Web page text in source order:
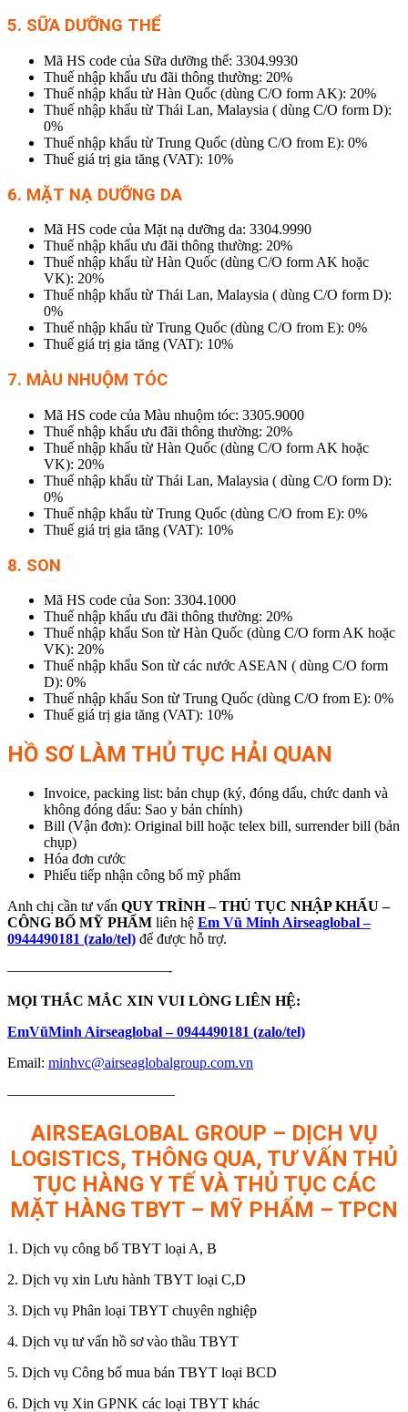
5. SỮA DƯỠNG THỂ
Mã HS code của Sữa dưỡng thể: 3304.9930
Thuế nhập khẩu ưu đãi thông thường: 20%
Thuế nhập khẩu từ Hàn Quốc (dùng C/O form AK): 20%
Thuế nhập khẩu từ Thái Lan, Malaysia ( dùng C/O form D):
0%
Thuế nhập khẩu từ Trung Quốc (dùng C/O from E): 0%
Thuế giá trị gia tăng (VAT): 10%
6. MẶT NẠ DƯỠNG DA
Mã HS code của Mặt nạ dưỡng da: 3304.9990
Thuế nhập khẩu ưu đãi thông thường: 20%
Thuế nhập khẩu từ Hàn Quốc (dùng C/O form AK hoặc
VK): 20%
Thuế nhập khẩu từ Thái Lan, Malaysia ( dùng C/O form D):
0%
Thuế nhập khẩu từ Trung Quốc (dùng C/O from E): 0%
Thuế giá trị gia tăng (VAT): 10%
7. MÀU NHUỘM TÓC
Mã HS code của Màu nhuộm tóc: 3305.9000
Thuế nhập khẩu ưu đãi thông thường: 20%
Thuế nhập khẩu từ Hàn Quốc (dùng C/O form AK hoặc
VK): 20%
Thuế nhập khẩu từ Thái Lan, Malaysia ( dùng C/O form D):
0%
Thuế nhập khẩu từ Trung Quốc (dùng C/O from E): 0%
Thuế giá trị gia tăng (VAT): 10%
8. SON
Mã HS code của Son: 3304.1000
Thuế nhập khẩu ưu đãi thông thường: 20%
Thuế nhập khẩu Son từ Hàn Quốc (dùng C/O form AK hoặc
VK): 20%
Thuế nhập khẩu Son từ các nước ASEAN ( dùng C/O form
D): 0%
Thuế nhập khẩu Son từ Trung Quốc (dùng C/O from E): 0%
Thuế giá trị gia tăng (VAT): 10%
HỒ SƠ LÀM THỦ TỤC HẢI QUAN
Invoice, packing list: bản chụp (ký, đóng dấu, chức danh và
không đóng dấu: Sao y bản chính)
Bill (Vận đơn): Original bill hoặc telex bill, surrender bill (bản
chụp)
Hóa đơn cước
Phiếu tiếp nhận công bố mỹ phẩm
Anh chị cần tư vấn QUY TRÌNH – THỦ TỤC NHẬP KHẨU –
CÔNG BỐ MỸ PHẨM liên hệ Em Vũ Minh Airseaglobal –
0944490181 (zalo/tel) để được hỗ trợ.
———————————-
MỌI THẮC MẮC XIN VUI LÒNG LIÊN HỆ:
EmVũMinh Airseaglobal – 0944490181 (zalo/tel)
Email: minhvc@airseaglobalgroup.com.vn
———————————–
AIRSEAGLOBAL GROUP – DỊCH VỤ
LOGISTICS, THÔNG QUA, TƯ VẤN THỦ
TỤC HÀNG Y TẾ VÀ THỦ TỤC CÁC
MẶT HÀNG TBYT – MỸ PHẨM – TPCN
1. Dịch vụ công bố TBYT loại A, B
2. Dịch vụ xin Lưu hành TBYT loại C,D
3. Dịch vụ Phân loại TBYT chuyên nghiệp
4. Dịch vụ tư vấn hồ sơ vào thầu TBYT
5. Dịch vụ Công bố mua bán TBYT loại BCD
6. Dịch vụ Xin GPNK các loại TBYT khác